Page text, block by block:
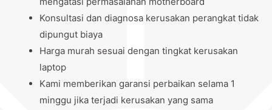
Konsultasi dan diagnosa kerusakan perangkat tidak
dipungut biaya
Harga murah sesuai dengan tingkat kerusakan
laptop
Kami memberikan garansi perbaikan selama 1
minggu jika terjadi kerusakan yang sama